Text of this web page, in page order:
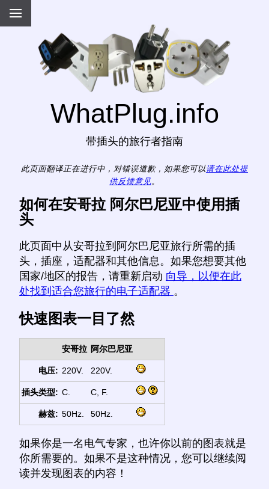
WhatPlug.info
带插头的旅行者指南
此页面翻译正在进行中，对错误道歉，如果您可以请在此处提
供反馈意见。
如何在安哥拉 阿尔巴尼亚中使用插
头
此页面中从安哥拉到阿尔巴尼亚旅行所需的插
头，插座，适配器和其他信息。如果您想要其他
国家/地区的报告，请重新启动 向导，以便在此
处找到适合您旅行的电子适配器 。
快速图表一目了然
安哥拉 阿尔巴尼亚
电压: 220V. 220V.
插头类型: C. C, F.
赫兹: 50Hz. 50Hz.
如果你是一名电气专家，也许你以前的图表就是
你所需要的。如果不是这种情况，您可以继续阅
读并发现图表的内容！